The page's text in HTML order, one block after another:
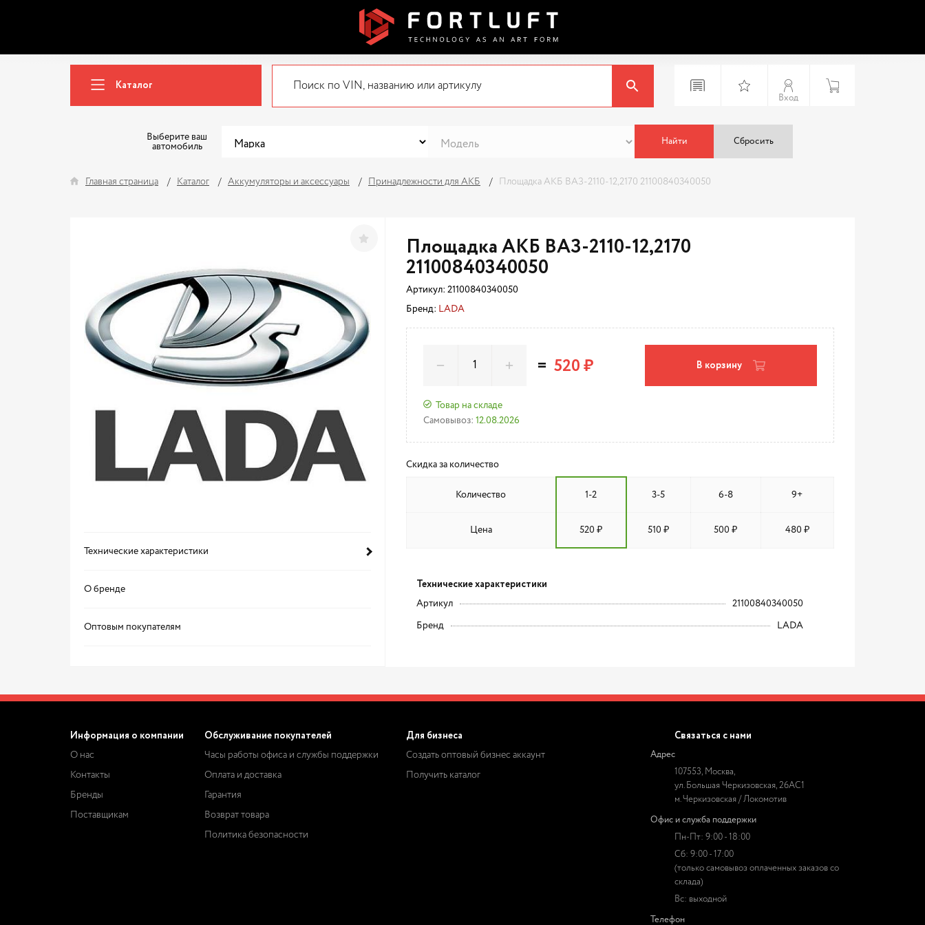
Каталог
Вход
Выберите ваш
автомобиль
Найти Сбросить
Главная страница Каталог Аккумуляторы и аксессуары Принадлежности для АКБ Площадка АКБ ВАЗ-2110-12,2170 21100840340050
Технические характеристики
О бренде
Оптовым покупателям
Площадка АКБ ВАЗ-2110-12,2170
21100840340050
Артикул: 21100840340050
Бренд: LADA
Товар на складе
Самовывоз: 12.08.2026
= 520 ₽ В корзину
Скидка за количество
Количество 1-2 3-5 6-8 9+
Цена 520 ₽ 510 ₽ 500 ₽ 480 ₽
Технические характеристики
Артикул 21100840340050
Бренд LADA
Информация о компании
О нас
Контакты
Бренды
Поставщикам
Обслуживание покупателей
Часы работы офиса и службы поддержки
Оплата и доставка
Гарантия
Возврат товара
Политика безопасности
Для бизнеса
Создать оптовый бизнес аккаунт
Получить каталог
Связаться с нами
Адрес
107553, Москва,
ул. Большая Черкизовская, 26АС1
м. Черкизовская / Локомотив
Офис и служба поддержки
Пн-Пт: 9:00 - 18:00
Сб: 9:00 - 17:00
(только самовывоз оплаченных заказов со
склада)
Вс: выходной
Телефон